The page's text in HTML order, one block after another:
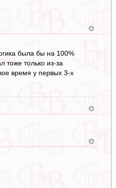
была бы на 100%
тоже только из-за
время у первых 3-х